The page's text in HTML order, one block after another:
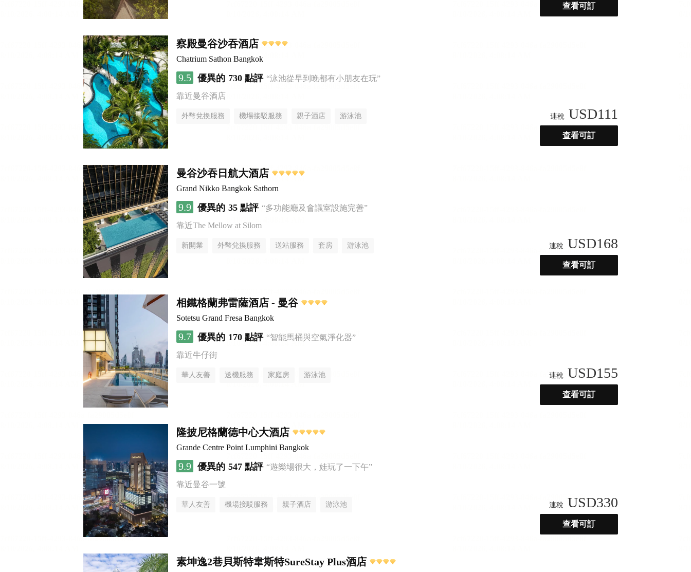
查看可訂
察殿曼谷沙吞酒店
Chatrium Sathon Bangkok
9.5 優異的 730 點評 “泳池從早到晚都有小朋友在玩”
靠近曼谷酒店
外幣兌換服務 機場接駁服務 親子酒店 游泳池 連稅 USD111
查看可訂
曼谷沙吞日航大酒店
Grand Nikko Bangkok Sathorn
9.9 優異的 35 點評 “多功能廳及會議室設施完善”
靠近The Mellow at Silom
新開業 外幣兌換服務 送站服務 套房 游泳池 連稅 USD168
查看可訂
相鐵格蘭弗雷薩酒店 - 曼谷
Sotetsu Grand Fresa Bangkok
9.7 優異的 170 點評 “智能馬桶與空氣淨化器”
靠近牛仔街
華人友善 送機服務 家庭房 游泳池 連稅 USD155
查看可訂
隆披尼格蘭德中心大酒店
Grande Centre Point Lumphini Bangkok
9.9 優異的 547 點評 “遊樂場很大，娃玩了一下午”
靠近曼谷一號
華人友善 機場接駁服務 親子酒店 游泳池 連稅 USD330
查看可訂
素坤逸2巷貝斯特韋斯特SureStay Plus酒店